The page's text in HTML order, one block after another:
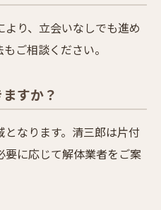
り、立会いなしでも進め
ご相談ください。
すか？
なります。清三郎は片付
要に応じて解体業者をご案